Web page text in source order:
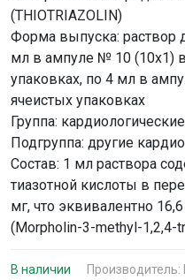
(ТHIOTRIAZOLIN)
Форма выпуска: раствор
мл в ампуле № 10 (10х1)
упаковках, по 4 мл в
ячеистых упаковках
Группа:
Подгруппа: другие
Состав: 1 мл раствора
тиазотной кислоты в
мг, что эквивалентно
(Morpholin-3-methyl-1,2,4-
В наличии Производитель: